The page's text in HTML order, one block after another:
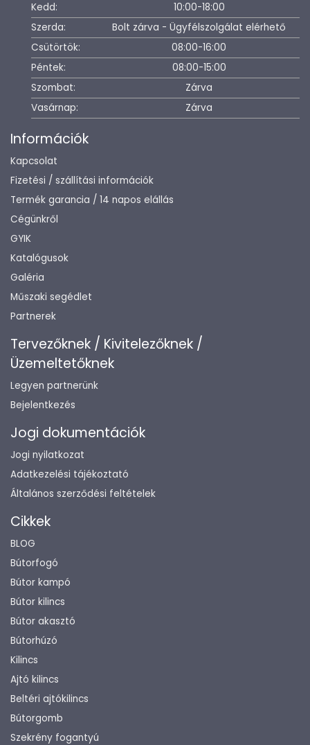
Kedd:
10:00-18:00
Szerda:
Bolt zárva - Ügyfélszolgálat elérhető
Csütörtök:
08:00-16:00
Péntek:
08:00-15:00
Szombat:
Zárva
Vasárnap:
Zárva
Információk
Kapcsolat
Fizetési / szállítási információk
Termék garancia / 14 napos elállás
Cégünkről
GYIK
Katalógusok
Galéria
Műszaki segédlet
Partnerek
Tervezőknek / Kivitelezőknek /
Üzemeltetőknek
Legyen partnerünk
Bejelentkezés
Jogi dokumentációk
Jogi nyilatkozat
Adatkezelési tájékoztató
Általános szerződési feltételek
Cikkek
BLOG
Bútorfogó
Bútor kampó
Bútor kilincs
Bútor akasztó
Bútorhúzó
Kilincs
Ajtó kilincs
Beltéri ajtókilincs
Bútorgomb
Szekrény fogantyú